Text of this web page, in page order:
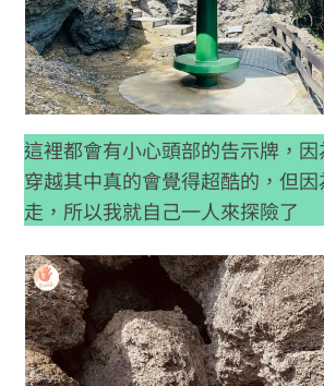
這裡都會有小心頭部的告示牌，因
穿越其中真的會覺得超酷的，但
走，所以我就自己一人來探險了